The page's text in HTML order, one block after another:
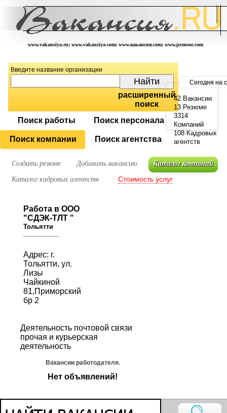
www.vakansiya.ru; www.vakansiya.com; www.вакансия.com; www.резюме.com
Введите название организации
расширенный
поиск
Поиск работы
Поиск персонала
Поиск компании Поиск агентства
Сегодня на
42 Вакансии
13 Резюме
3314
Компаний
108 Кадровых
агентств
Создать резюме Добавить вакансию Каталог компаний
Каталог кадровых агентств Стоимость услуг
Работа в ООО
"СДЭК-ТЛТ "
Тольятти
Адрес: г.
Тольятти, ул.
Лизы
Чайкиной
81,Приморский
бр 2
Деятельность почтовой связи
прочая и курьерская
деятельность
Вакансии работодателя.
Нет объявлений!